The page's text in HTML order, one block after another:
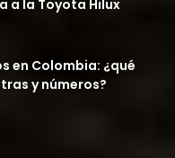
a la Toyota Hilux
en Colombia: ¿qué
y números?